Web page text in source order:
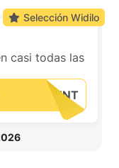
casi todas las
Selección Widilo